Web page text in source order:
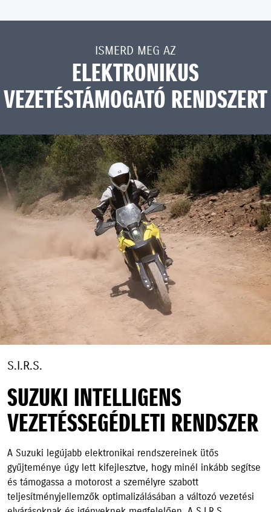
Az új motorblokk és a vele járó fürge gyorsulás igazi élményt
nyújt nem csak az egyszemélyes, de a sok csomagot igénylő
társas túrázások során is.
ISMERD MEG AZ
ELEKTRONIKUS
VEZETÉSTÁMOGATÓ RENDSZERT
S.I.R.S.
SUZUKI INTELLIGENS
VEZETÉSSEGÉDLETI RENDSZER
A Suzuki legújabb elektronikai rendszereinek ütős
gyűjteménye úgy lett kifejlesztve, hogy minél inkább segítse
és támogassa a motorost a személyre szabott
teljesítményjellemzők optimalizálásában a változó vezetési